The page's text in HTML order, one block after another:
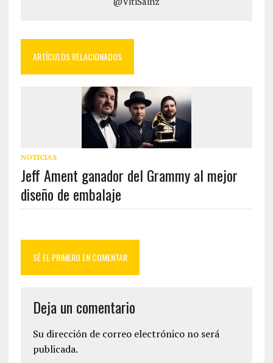
ARTÍCULOS RELACIONADOS
NOTICIAS
Jeff Ament ganador del Grammy al mejor
diseño de embalaje
SÉ EL PRIMERO EN COMENTAR
Deja un comentario
Su dirección de correo electrónico no será
publicada.